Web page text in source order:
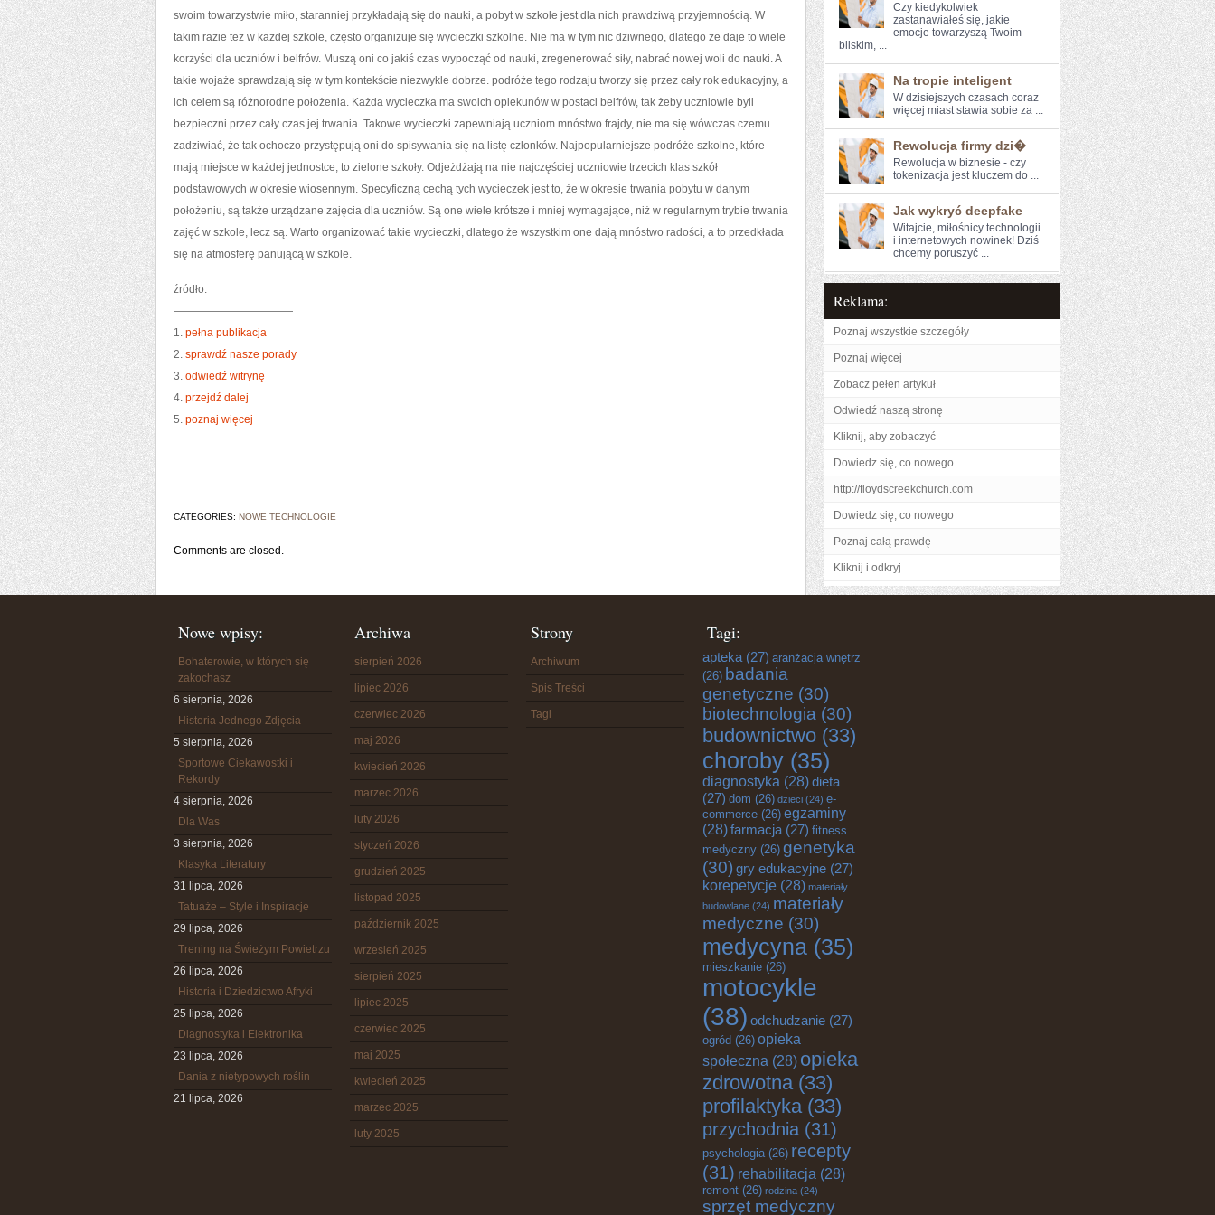
WYPOCZYNKU?
swoim towarzystwie miło, staranniej przykładają się do nauki, a pobyt w szkole jest dla nich prawdziwą przyjemnością. W
takim razie też w każdej szkole, często organizuje się wycieczki szkolne. Nie ma w tym nic dziwnego, dlatego że daje to wiele
korzyści dla uczniów i belfrów. Muszą oni co jakiś czas wypocząć od nauki, zregenerować siły, nabrać nowej woli do nauki. A
takie wojaże sprawdzają się w tym kontekście niezwykle dobrze. podróże tego rodzaju tworzy się przez cały rok edukacyjny, a
ich celem są różnorodne położenia. Każda wycieczka ma swoich opiekunów w postaci belfrów, tak żeby uczniowie byli
bezpieczni przez cały czas jej trwania. Takowe wycieczki zapewniają uczniom mnóstwo frajdy, nie ma się wówczas czemu
zadziwiać, że tak ochoczo przystępują oni do spisywania się na listę członków. Najpopularniejsze podróże szkolne, które
mają miejsce w każdej jednostce, to zielone szkoły. Odjeżdżają na nie najczęściej uczniowie trzecich klas szkół
podstawowych w okresie wiosennym. Specyficzną cechą tych wycieczek jest to, że w okresie trwania pobytu w danym
położeniu, są także urządzane zajęcia dla uczniów. Są one wiele krótsze i mniej wymagające, niż w regularnym trybie trwania
zajęć w szkole, lecz są. Warto organizować takie wycieczki, dlatego że wszystkim one dają mnóstwo radości, a to przedkłada
się na atmosferę panującą w szkole.
źródło:
———————————
1. pełna publikacja
2. sprawdź nasze porady
3. odwiedź witrynę
4. przejdź dalej
5. poznaj więcej
CATEGORIES: NOWE TECHNOLOGIE
Comments are closed.
Czy kiedykolwiek
zastanawiałeś się, jakie
emocje towarzyszą Twoim
bliskim, ...
Na tropie inteligent
W dzisiejszych czasach coraz⁤
więcej miast stawia sobie⁣ za ...
Rewolucja firmy dzi�
Rewolucja w biznesie - czy
tokenizacja jest kluczem do‍ ...
Jak wykryć deepfake
Witajcie, miłośnicy technologii
i internetowych nowinek! Dziś
chcemy ​poruszyć ...
Reklama:
Poznaj wszystkie szczegóły
Poznaj więcej
Zobacz pełen artykuł
Odwiedź naszą stronę
Kliknij, aby zobaczyć
Dowiedz się, co nowego
http://floydscreekchurch.com
Dowiedz się, co nowego
Poznaj całą prawdę
Kliknij i odkryj
Nowe wpisy:
Bohaterowie, w których się
zakochasz
6 sierpnia, 2026
Historia Jednego Zdjęcia
5 sierpnia, 2026
Sportowe Ciekawostki i
Rekordy
4 sierpnia, 2026
Dla Was
3 sierpnia, 2026
Klasyka Literatury
31 lipca, 2026
Tatuaże – Style i Inspiracje
29 lipca, 2026
Trening na Świeżym Powietrzu
26 lipca, 2026
Historia i Dziedzictwo Afryki
25 lipca, 2026
Diagnostyka i Elektronika
23 lipca, 2026
Dania z nietypowych roślin
21 lipca, 2026
Archiwa
sierpień 2026
lipiec 2026
czerwiec 2026
maj 2026
kwiecień 2026
marzec 2026
luty 2026
styczeń 2026
grudzień 2025
listopad 2025
październik 2025
wrzesień 2025
sierpień 2025
lipiec 2025
czerwiec 2025
maj 2025
kwiecień 2025
marzec 2025
luty 2025
Strony
Archiwum
Spis Treści
Tagi
Tagi:
apteka (27) aranżacja wnętrz
(26) badania
genetyczne (30)
biotechnologia (30)
budownictwo (33)
choroby (35)
diagnostyka (28)dieta
(27) dom (26) dzieci (24) e-
commerce (26) egzaminy
(28)farmacja (27) fitness
medyczny (26) genetyka
(30) gry edukacyjne (27)
korepetycje (28) materiały
budowlane (24) materiały
medyczne (30)
medycyna (35)
mieszkanie (26)
motocykle
(38) odchudzanie (27)
ogród (26) opieka
społeczna (28) opieka
zdrowotna(33)
profilaktyka(33)
przychodnia (31)
psychologia(26) recepty
(31) rehabilitacja (28)
remont (26) rodzina (24)
sprzęt medyczny